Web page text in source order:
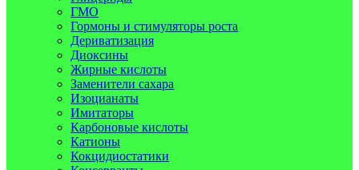
ГМО
Гормоны и стимуляторы роста
Дериватизация
Диоксины
Жирные кислоты
Заменители сахара
Изоцианаты
Имитаторы
Карбоновые кислоты
Катионы
Кокцидиостатики